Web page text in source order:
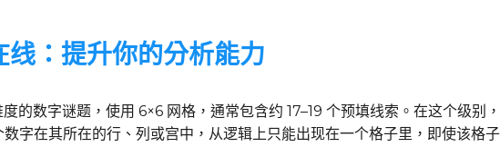
：提升你的分析能力
的数字谜题，使用 6×6 网格，通常包含约 17–19 个预填线索。在这个级
字在其所在的行、列或宫中，从逻辑上只能出现在一个格子里，即使该格